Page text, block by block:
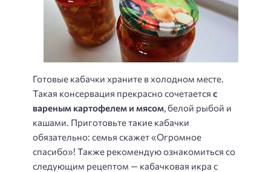
Готовые кабачки храните в холодном месте.
Такая консервация прекрасно сочетается с
вареным картофелем и мясом , белой рыбой и
кашами. Приготовьте такие кабачки
обязательно: семья скажет «Огромное
спасибо»! Также рекомендую ознакомиться со
следующим рецептом — кабачковая икра с